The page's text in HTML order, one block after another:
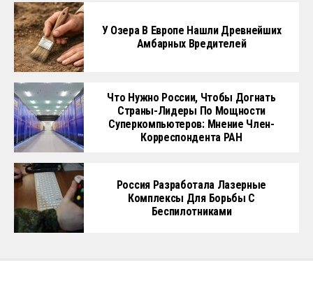
У Озера В Европе Нашли Древнейших
Амбарных Вредителей
Что Нужно России, Чтобы Догнать
Страны-Лидеры По Мощности
Суперкомпьютеров: Мнение Член-
Корреспондента РАН
Россия Разработала Лазерные
Комплексы Для Борьбы С
Беспилотниками